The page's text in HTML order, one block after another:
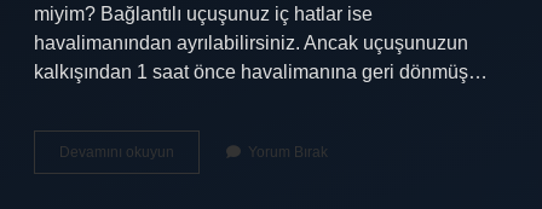
miyim? Bağlantılı uçuşunuz iç hatlar ise
havalimanından ayrılabilirsiniz. Ancak uçuşunuzun
kalkışından 1 saat önce havalimanına geri dönmüş…
Devamını okuyun Aktarmalı
Uçuşlarda
Yorum Bırak